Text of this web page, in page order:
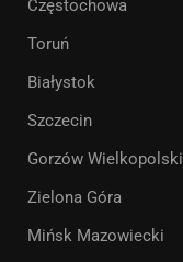
Częstochowa
Toruń
Białystok
Szczecin
Gorzów Wielkopolski
Zielona Góra
Mińsk Mazowiecki